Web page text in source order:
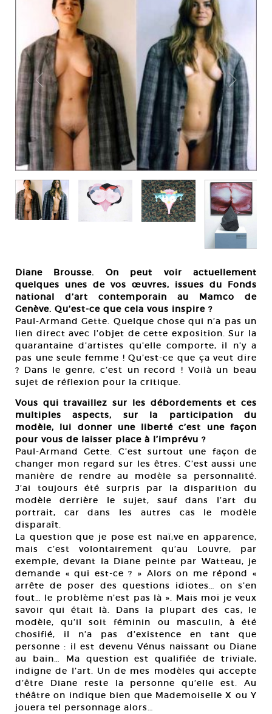
Diane Brousse. On peut voir actuellement
quelques unes de vos œuvres, issues du Fonds
national d’art contemporain au Mamco de
Genève. Qu’est-ce que cela vous inspire ?
Paul-Armand Gette. Quelque chose qui n’a pas un
lien direct avec l’objet de cette exposition. Sur la
quarantaine d’artistes qu’elle comporte, il n’y a
pas une seule femme ! Qu’est-ce que ça veut dire
? Dans le genre, c’est un record ! Voilà un beau
sujet de réflexion pour la critique.
Vous qui travaillez sur les débordements et ces
multiples aspects, sur la participation du
modèle, lui donner une liberté c’est une façon
pour vous de laisser place à l’imprévu ?
Paul-Armand Gette. C’est surtout une façon de
changer mon regard sur les êtres. C’est aussi une
manière de rendre au modèle sa personnalité.
J’ai toujours été surpris par la disparition du
modèle derrière le sujet, sauf dans l’art du
portrait, car dans les autres cas le modèle
disparaît.
La question que je pose est naï;ve en apparence,
mais c’est volontairement qu’au Louvre, par
exemple, devant la Diane peinte par Watteau, je
demande « qui est-ce ? » Alors on me répond «
arrête de poser des questions idiotes… on s’en
fout… le problème n’est pas là ». Mais moi je veux
savoir qui était là. Dans la plupart des cas, le
modèle, qu’il soit féminin ou masculin, à été
chosifié, il n’a pas d’existence en tant que
personne : il est devenu Vénus naissant ou Diane
au bain… Ma question est qualifiée de triviale,
indigne de l’art. Un de mes modèles qui accepte
d’être Diane reste la personne qu’elle est. Au
théâtre on indique bien que Mademoiselle X ou Y
jouera tel personnage alors…